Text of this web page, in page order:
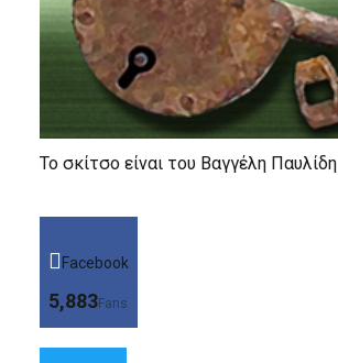
Το σκίτσο είναι του Βαγγέλη Παυλίδη
Facebook
5,883Fans